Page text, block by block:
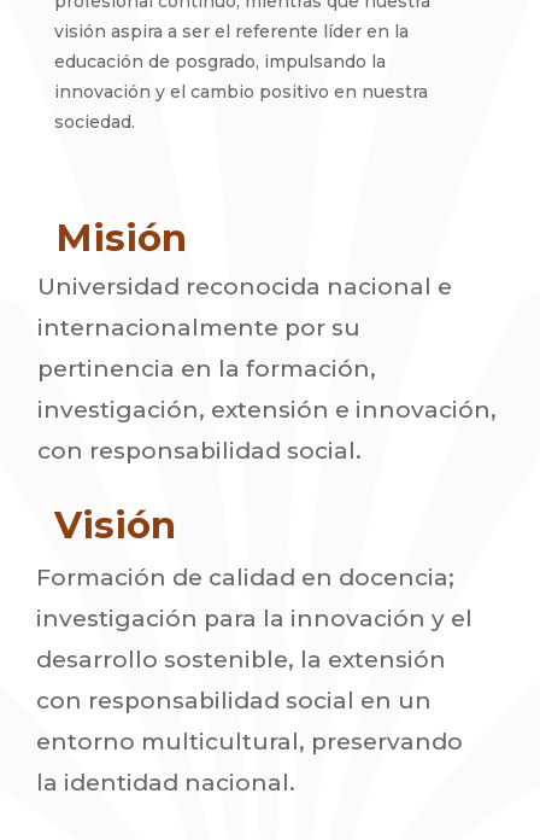
visión aspira a ser el referente líder en la
educación de posgrado, impulsando la
innovación y el cambio positivo en nuestra
sociedad.
Misión
Universidad reconocida nacional e
internacionalmente por su
pertinencia en la formación,
investigación, extensión e innovación,
con responsabilidad social.
Visión
Formación de calidad en docencia;
investigación para la innovación y el
desarrollo sostenible, la extensión
con responsabilidad social en un
entorno multicultural, preservando
la identidad nacional.